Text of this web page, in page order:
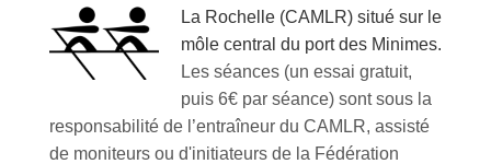
La Rochelle (CAMLR) situé sur le
môle central du port des Minimes.
Les séances (un essai gratuit,
puis 6€ par séance) sont sous la
responsabilité de l’entraîneur du CAMLR, assisté
de moniteurs ou d'initiateurs de la Fédération